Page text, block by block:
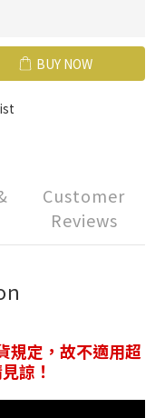
BUY NOW
Customer
Reviews
規定，故不適用超
諒！